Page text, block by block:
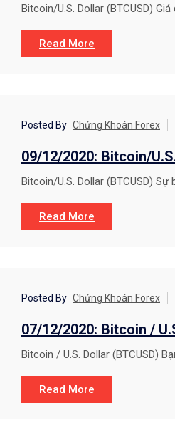
Bitcoin/U.S. Dollar (BTCUSD)
Read More
CHIẾN LƯỢC GIAO DỊCH
Posted By Chứng Khoán Forex
09/12/2020: Bitcoin/
Bitcoin/U.S. Dollar (BTCUSD)
Read More
CHIẾN LƯỢC GIAO DỊCH
Posted By Chứng Khoán Forex
07/12/2020: Bitcoin /
Bitcoin / U.S. Dollar (BTCUSD)
Read More